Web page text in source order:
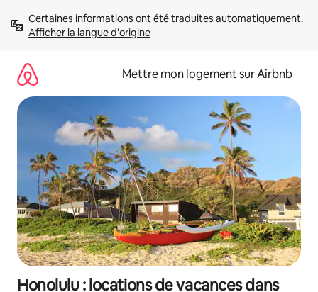
directement
Afficher la langue d'origine
Mettre mon logement sur Airbnb
Honolulu : locations de vacances dans